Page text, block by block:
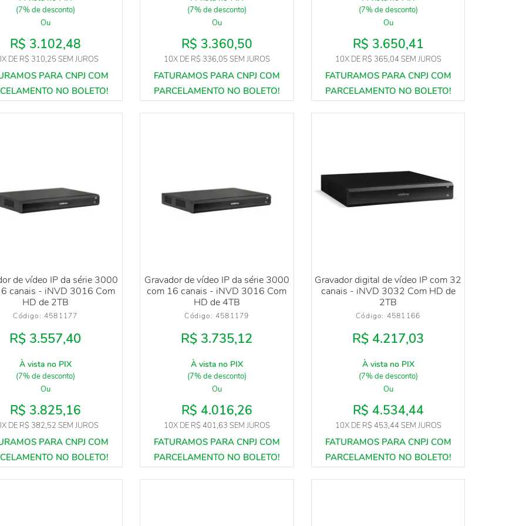
(7% de desconto)
Ou
R$ 3.102,48
DE R$ 310,25 SEM JUROS
(7% de desconto)
Ou
R$ 3.360,50
10XDE R$ 336,05 SEM JUROS
(7% de desconto)
Ou
R$ 3.650,41
10XDE R$ 365,04 SEM JUROS
de vídeo IP da série 3000
canais - iNVD 3016 Com
HD de 2TB
Código: 4581177
R$ 3.557,40
À vista no PIX
(7% de desconto)
Ou
R$ 3.825,16
DE R$ 382,52 SEM JUROS
Gravador de vídeo IP da série 3000
com 16 canais - iNVD 3016 Com
HD de 4TB
Código: 4581179
R$ 3.735,12
À vista no PIX
(7% de desconto)
Ou
R$ 4.016,26
10XDE R$ 401,63 SEM JUROS
Gravador digital de vídeo IP com 32
canais - iNVD 3032 Com HD de
2TB
Código: 4581166
R$ 4.217,03
À vista no PIX
(7% de desconto)
Ou
R$ 4.534,44
10XDE R$ 453,44 SEM JUROS